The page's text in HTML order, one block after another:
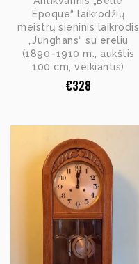
Époque“ laikrodžių
meistrų sieninis laikrodis
„Junghans“ su ereliu
(1890–1910 m., aukštis
100 cm, veikiantis)
€328